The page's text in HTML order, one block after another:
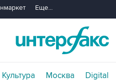
Еще...
Культура Москва Digital